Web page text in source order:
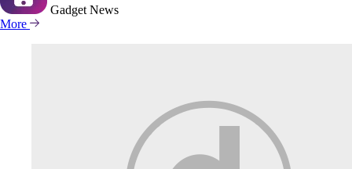
GadgetNews
More